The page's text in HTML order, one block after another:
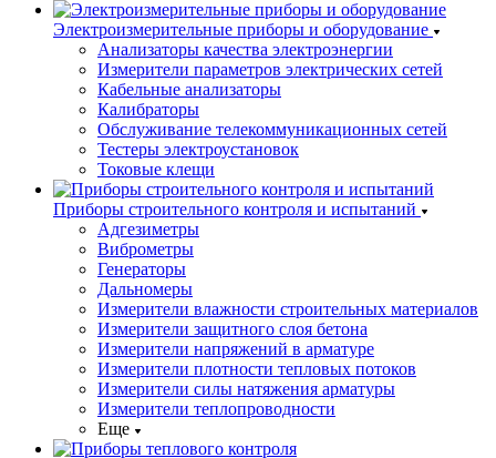
Электроизмерительные приборы и оборудование
Анализаторы качества электроэнергии
Измерители параметров электрических сетей
Кабельные анализаторы
Калибраторы
Обслуживание телекоммуникационных сетей
Тестеры электроустановок
Токовые клещи
Приборы строительного контроля и испытаний
Адгезиметры
Виброметры
Генераторы
Дальномеры
Измерители влажности строительных материалов
Измерители защитного слоя бетона
Измерители напряжений в арматуре
Измерители плотности тепловых потоков
Измерители силы натяжения арматуры
Измерители теплопроводности
Еще